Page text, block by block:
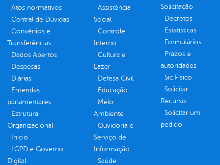
Atos normativos
Central de Dúvidas
Convênios e
Transferências
Dados Abertos
Despesas
Diárias
Emendas
parlamentares
Estrutura
Organizacional
Inicio
LGPD e Governo
Digital
Assistência
Social
Controle
Interno
Cultura e
Lazer
Defesa Civil
Educação
Meio
Ambiente
Ouvidoria e
Serviço de
Informação
Saúde
Solicitação
Decretos
Estatísticas
Formulários
Prazos e
autoridades
Sic Físico
Solicitar
Recurso
Solicitar um
pedido